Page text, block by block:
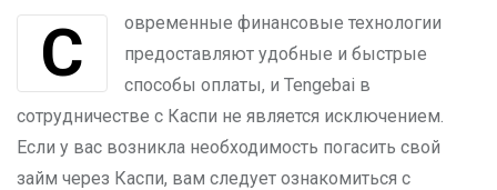
Современные финансовые технологии
предоставляют удобные и быстрые
способы оплаты, и Tengebai в
сотрудничестве с Каспи не является исключением.
Если у вас возникла необходимость погасить свой
займ через Каспи, вам следует ознакомиться с